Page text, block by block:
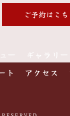
ご予約はこち
ー ギャラリー
ト アクセス